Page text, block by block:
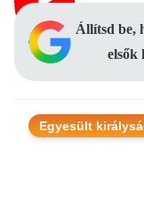
Állítsd be,
elsők
Egyesült